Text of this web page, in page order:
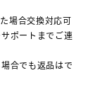
場合交換対応可
ポートまでご連
合でも返品はで